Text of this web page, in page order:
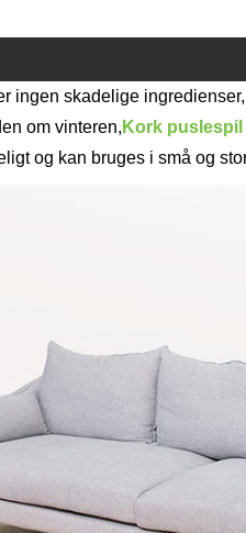
ingen skadelige
om vinteren, Kork puslespil
og kan bruges i små og